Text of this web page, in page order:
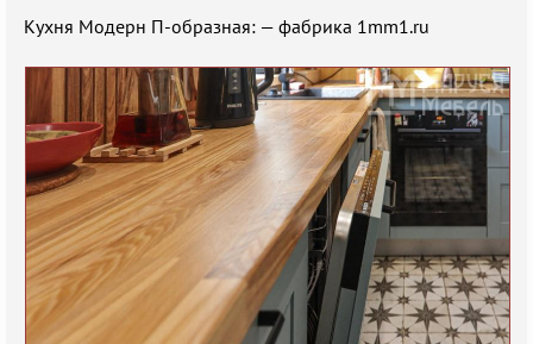
Кухня Модерн П-образная: — фабрика 1mm1.ru